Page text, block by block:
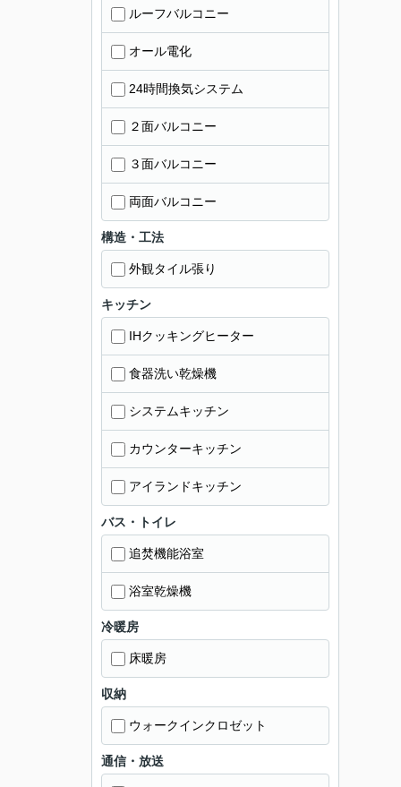
ルーフバルコニー
オール電化
24時間換気システム
２面バルコニー
３面バルコニー
両面バルコニー
構造・工法
外観タイル張り
キッチン
IHクッキングヒーター
食器洗い乾燥機
システムキッチン
カウンターキッチン
アイランドキッチン
バス・トイレ
追焚機能浴室
浴室乾燥機
冷暖房
床暖房
収納
ウォークインクロゼット
通信・放送